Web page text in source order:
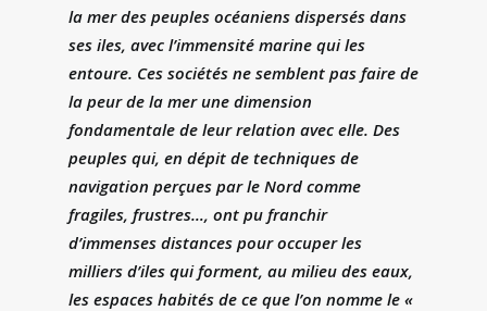
la mer des peuples océaniens dispersés dans
ses iles, avec l’immensité marine qui les
entoure. Ces sociétés ne semblent pas faire de
la peur de la mer une dimension
fondamentale de leur relation avec elle. Des
peuples qui, en dépit de techniques de
navigation perçues par le Nord comme
fragiles, frustres…, ont pu franchir
d’immenses distances pour occuper les
milliers d’iles qui forment, au milieu des eaux,
les espaces habités de ce que l’on nomme le «